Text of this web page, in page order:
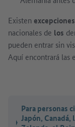
Existen excepciones
nacionales de los
pueden entrar sin
Aquí encontrará las
Para personas
Japón, Canadá,